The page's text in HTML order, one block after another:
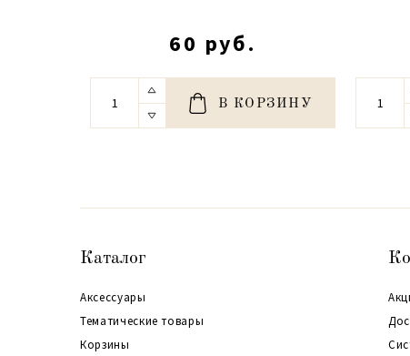
60 руб.
В КОРЗИНУ
Каталог
Аксессуары
Тематические товары
Корзины